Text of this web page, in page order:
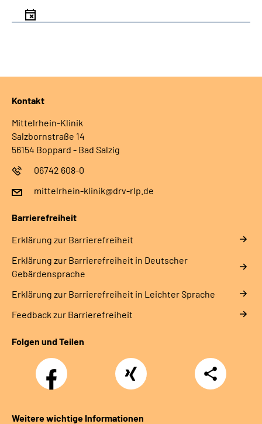
Kontakt
Mittelrhein-Klinik
Salzbornstraße 14
56154 Boppard - Bad Salzig
06742 608-0
mittelrhein-klinik@drv-rlp.de
Barrierefreiheit
Erklärung zur Barrierefreiheit
Erklärung zur Barrierefreiheit in Deutscher
Gebärdensprache
Erklärung zur Barrierefreiheit in Leichter Sprache
Feedback zur Barrierefreiheit
Folgen und Teilen
Facebook Xing
Teilen
Weitere wichtige Informationen